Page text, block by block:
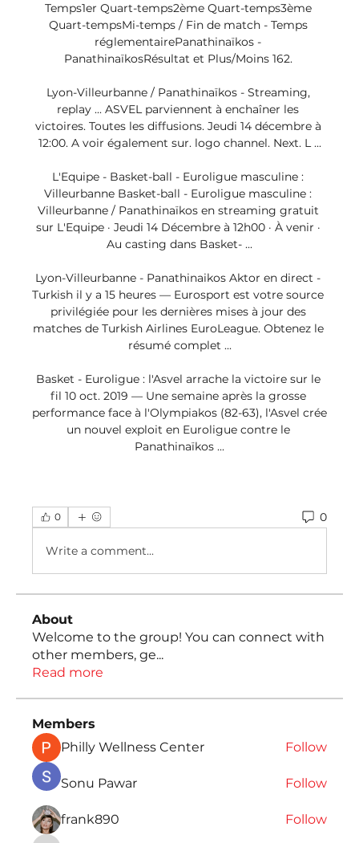
Temps1er Quart-temps2ème Quart-temps3ème
Quart-tempsMi-temps / Fin de match - Temps
réglementairePanathinaïkos -
PanathinaïkosRésultat et Plus/Moins 162.
Lyon-Villeurbanne / Panathinaïkos - Streaming,
replay ... ASVEL parviennent à enchaîner les
victoires. Toutes les diffusions. Jeudi 14 décembre à
12:00. A voir également sur. logo channel. Next. L ...
L'Equipe - Basket-ball - Euroligue masculine :
Villeurbanne Basket-ball - Euroligue masculine :
Villeurbanne / Panathinaïkos en streaming gratuit
sur L'Equipe · Jeudi 14 Décembre à 12h00 · À venir ·
Au casting dans Basket- ...
Lyon-Villeurbanne - Panathinaikos Aktor en direct -
Turkish il y a 15 heures — Eurosport est votre source
privilégiée pour les dernières mises à jour des
matches de Turkish Airlines EuroLeague. Obtenez le
résumé complet ...
Basket - Euroligue : l'Asvel arrache la victoire sur le
fil 10 oct. 2019 — Une semaine après la grosse
performance face à l'Olympiakos (82-63), l'Asvel crée
un nouvel exploit en Euroligue contre le
Panathinaïkos ...
0 0
Write a comment...
About
Welcome to the group! You can connect with
other members, ge...
Read more
Members
Philly Wellness Center
Follow
Sonu Pawar Follow
frank890
Follow